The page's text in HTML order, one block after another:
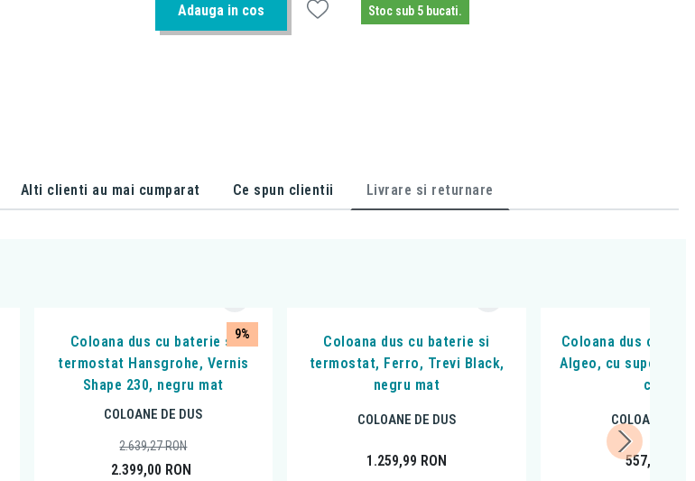
Adauga in cos Stoc sub 5 bucati.
Alti clienti au mai cumparat Ce spun clientii Livrare si returnare
9%
Coloana dus cu baterie si
termostat Hansgrohe, Vernis
Shape 230, negru mat
COLOANE DE DUS
2.399,00 RON
2.639,27RON
Coloana dus cu baterie si
termostat, Ferro, Trevi Black,
negru mat
COLOANE DE DUS
1.259,99 RON
Coloana dus cu
Algeo, cu suport
crom
COLOANE DE
557,99